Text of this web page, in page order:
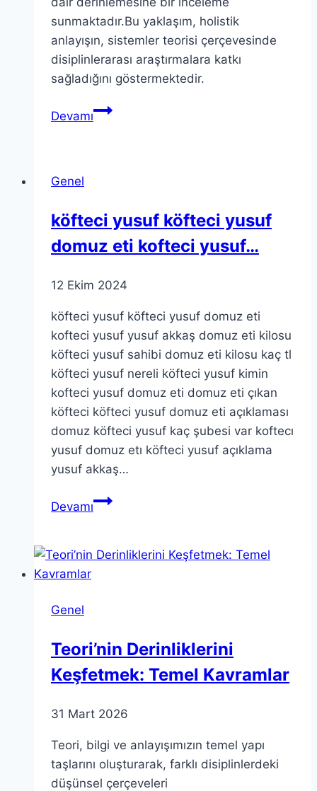
sunmaktadır.Bu yaklaşım, holistik
anlayışın, sistemler teorisi çerçevesinde
disiplinlerarası araştırmalara katkı
sağladığını göstermektedir.
DevamıTeoria
Genel
köfteci yusuf köfteci yusuf
domuz eti kofteci yusuf…
12 Ekim 2024
köfteci yusuf köfteci yusuf domuz eti
kofteci yusuf yusuf akkaş domuz eti kilosu
köfteci yusuf sahibi domuz eti kilosu kaç tl
köfteci yusuf nereli köfteci yusuf kimin
kofteci yusuf domuz eti domuz eti çıkan
köfteci köfteci yusuf domuz eti açıklaması
domuz köfteci yusuf kaç şubesi var koftecı
yusuf domuz etı köfteci yusuf açıklama
yusuf akkaş…
Devamıköfteci
yusuf
Genel
Teori’nin Derinliklerini
Keşfetmek: Temel Kavramlar
31 Mart 2026
Teori, bilgi ve anlayışımızın temel yapı
taşlarını oluşturarak, farklı disiplinlerdeki
düşünsel çerçeveleri